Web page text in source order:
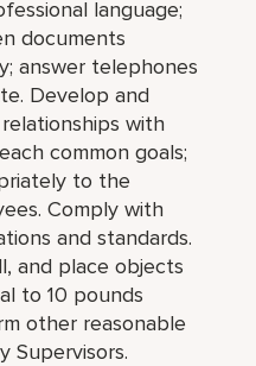
language;
documents
answer telephones
Develop and
with
common goals;
to the
Comply with
and standards.
and place objects
to 10 pounds
other reasonable
Supervisors.